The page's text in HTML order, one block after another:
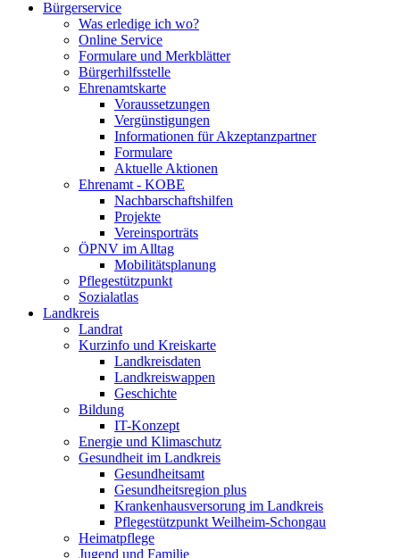
Bürgerservice
Was erledige ich wo?
Online Service
Formulare und Merkblätter
Bürgerhilfsstelle
Ehrenamtskarte
Voraussetzungen
Vergünstigungen
Informationen für Akzeptanzpartner
Formulare
Aktuelle Aktionen
Ehrenamt - KOBE
Nachbarschaftshilfen
Projekte
Vereinsporträts
ÖPNV im Alltag
Mobilitätsplanung
Pflegestützpunkt
Sozialatlas
Landkreis
Landrat
Kurzinfo und Kreiskarte
Landkreisdaten
Landkreiswappen
Geschichte
Bildung
IT-Konzept
Energie und Klimaschutz
Gesundheit im Landkreis
Gesundheitsamt
Gesundheitsregion plus
Krankenhausversorung im Landkreis
Pflegestützpunkt Weilheim-Schongau
Heimatpflege
Jugend und Familie